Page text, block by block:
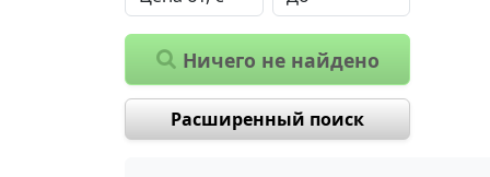
Ничего не найдено
Расширенный поиск